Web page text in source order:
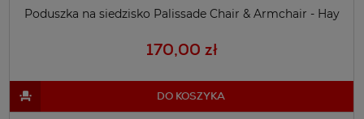
Poduszka na siedzisko Palissade Chair & Armchair - Hay
170,00 zł
DO KOSZYKA